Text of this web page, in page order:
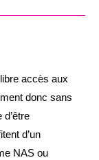
accès aux
donc sans
d’un
NAS ou